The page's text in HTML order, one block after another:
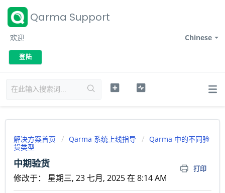
Qarma Support
Chinese
欢迎
登陆
解决方案首页 Qarma 系统上线指导
Qarma 中的不同验
货类型
中期验货 打印
修改于： 星期三, 23 七月, 2025 在 8:14 AM